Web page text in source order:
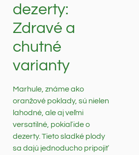
dezerty:
Zdravé a
chutné
varianty
Marhule, známe ako
oranžové poklady, sú nielen
lahodné, ale aj veľmi
versatilné, pokiaľ ide o
dezerty. Tieto sladké plody
sa dajú jednoducho pripojiť